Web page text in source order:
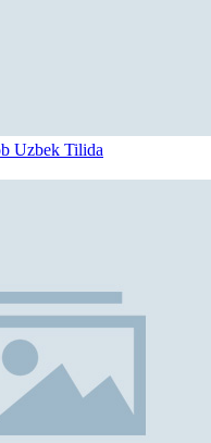
Uzbek Tilida